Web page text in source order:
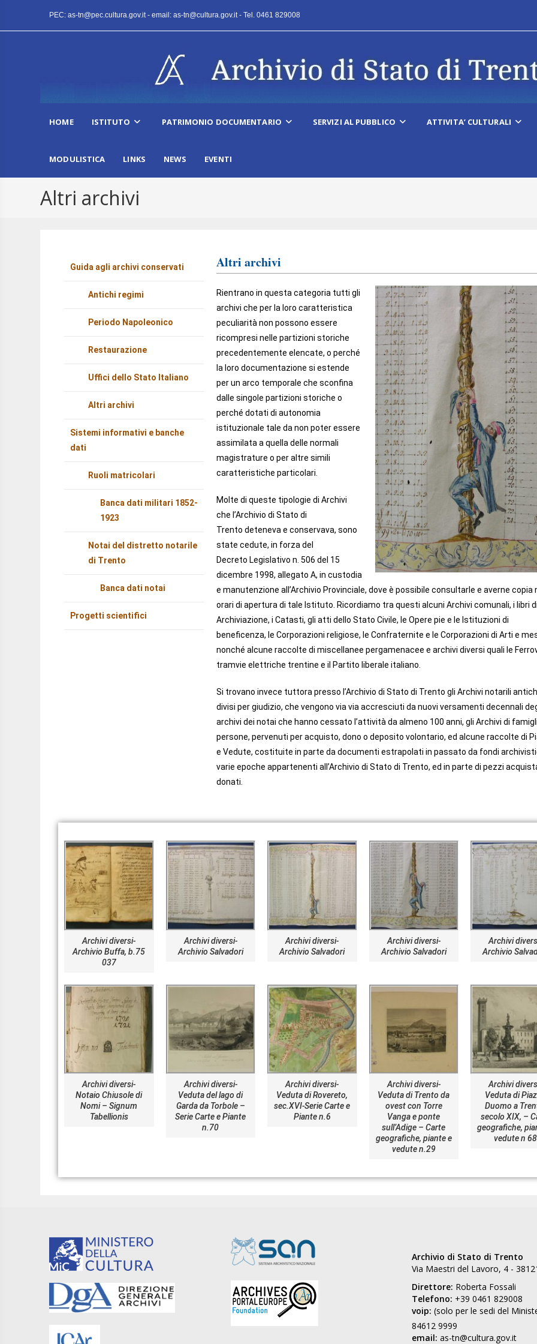
PEC: as-tn@pec.cultura.gov.it - email: as-tn@cultura.gov.it - Tel. 0461 829008
HOME ISTITUTO PATRIMONIO DOCUMENTARIO SERVIZI AL PUBBLICO ATTIVITA’ CULTURALI
MODULISTICA LINKS NEWS EVENTI
Altri archivi
Guida agli archivi conservati
Antichi regimi
Periodo Napoleonico
Restaurazione
Uffici dello Stato Italiano
Altri archivi
Sistemi informativi e banche
dati
Ruoli matricolari
Banca dati militari 1852-
1923
Notai del distretto notarile
di Trento
Banca dati notai
Progetti scientifici
Altri archivi
Rientrano in questa categoria tutti gli
archivi che per la loro caratteristica
peculiarità non possono essere
ricompresi nelle partizioni storiche
precedentemente elencate, o perché
la loro documentazione si estende
per un arco temporale che sconfina
dalle singole partizioni storiche o
perché dotati di autonomia
istituzionale tale da non poter essere
assimilata a quella delle normali
magistrature o per altre simili
caratteristiche particolari.
Molte di queste tipologie di Archivi
che l’Archivio di Stato di
Trento deteneva e conservava, sono
state cedute, in forza del
Decreto Legislativo n. 506 del 15
dicembre 1998, allegato A, in custodia
e manutenzione all’Archivio Provinciale, dove è possibile consultarle e averne copia
orari di apertura di tale Istituto. Ricordiamo tra questi alcuni Archivi comunali, i libri di
Archiviazione, i Catasti, gli atti dello Stato Civile, le Opere pie e le Istituzioni di
beneficenza, le Corporazioni religiose, le Confraternite e le Corporazioni di Arti e
nonché alcune raccolte di miscellanee pergamenacee e archivi diversi quali le
tramvie elettriche trentine e il Partito liberale italiano.
Si trovano invece tuttora presso l’Archivio di Stato di Trento gli Archivi notarili
divisi per giudizio, che vengono via via accresciuti da nuovi versamenti decennali
archivi dei notai che hanno cessato l’attività da almeno 100 anni, gli Archivi di
persone, pervenuti per acquisto, dono o deposito volontario, ed alcune raccolte di
e Vedute, costituite in parte da documenti estrapolati in passato da fondi
varie epoche appartenenti all’Archivio di Stato di Trento, ed in parte di pezzi
donati.
Archivi diversi-
Archivio Buffa, b.75
037
Archivi diversi-
Archivio Salvadori
Archivi diversi-
Archivio Salvadori
Archivi diversi-
Archivio Salvadori
Archivi
Archivio
Archivi diversi-
Notaio Chiusole di
Nomi – Signum
Tabellionis
Archivi diversi-
Veduta del lago di
Garda da Torbole –
Serie Carte e Piante
n.70
Archivi diversi-
Veduta di Rovereto,
sec.XVI-Serie Carte e
Piante n.6
Archivi diversi-
Veduta di Trento da
ovest con Torre
Vanga e ponte
sull’Adige – Carte
geografiche, piante e
vedute n.29
Archivi
Veduta di
Duomo a
secolo XIX, –
geografiche,
vedute n 68
Archivio di Stato di Trento
Via Maestri del Lavoro, 4 -
Direttore: Roberta Fossali
Telefono: +39 0461 829008
voip: (solo per le sedi del
84612 9999
email: as-tn@cultura.gov.it